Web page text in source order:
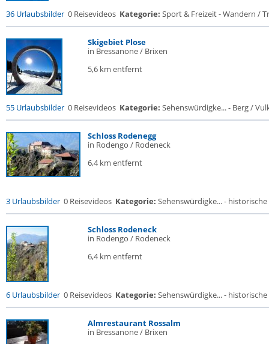
36 Urlaubsbilder 0 Reisevideos Kategorie: Sport & Freizeit - Wandern /
Skigebiet Plose
in Bressanone / Brixen
5,6 km entfernt
55 Urlaubsbilder 0 Reisevideos Kategorie: Sehenswürdigke... - Berg /
Schloss Rodenegg
in Rodengo / Rodeneck
6,4 km entfernt
3 Urlaubsbilder 0 Reisevideos Kategorie: Sehenswürdigke... - historische
Schloss Rodeneck
in Rodengo / Rodeneck
6,4 km entfernt
6 Urlaubsbilder 0 Reisevideos Kategorie: Sehenswürdigke... - historische
Almrestaurant Rossalm
in Bressanone / Brixen